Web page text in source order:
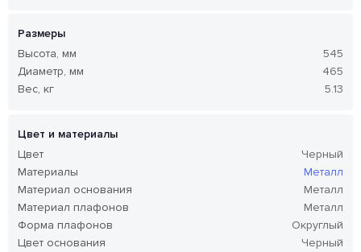
Размеры
Высота, мм
545
Диаметр, мм
465
Вес, кг
5.13
Цвет и материалы
Цвет
Черный
Материалы
Металл
Материал основания
Металл
Материал плафонов
Металл
Форма плафонов
Округлый
Цвет основания
Черный